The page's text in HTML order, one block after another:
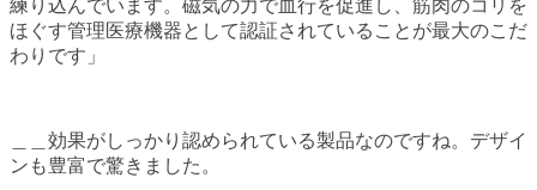
練り込んでいます。磁気の力で血行を促進し、筋肉のコリを
ほぐす管理医療機器として認証されていることが最大のこだ
わりです」
＿＿効果がしっかり認められている製品なのですね。デザイ
ンも豊富で驚きました。